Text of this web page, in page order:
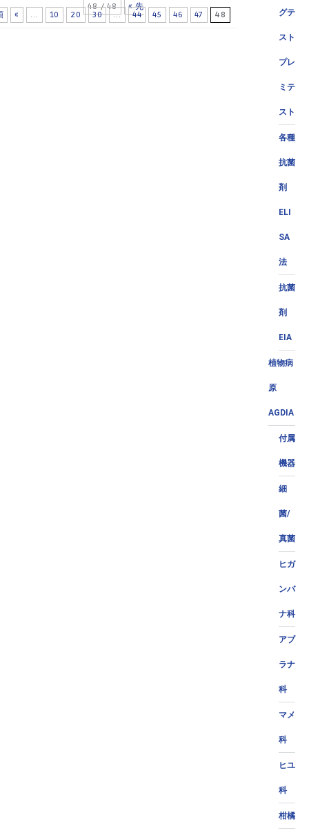
グテ
スト
プレ
ミテ
スト
各種
抗菌
剤
ELI
SA
法
抗菌
剤
EIA
植物病
原
AGDIA
付属
機器
細
菌/
真菌
ヒガ
ンバ
ナ科
アブ
ラナ
科
マメ
科
ヒユ
科
柑橘
48 / 48
« 先
« ... 10 20 30 ... 44 45 46 47 48